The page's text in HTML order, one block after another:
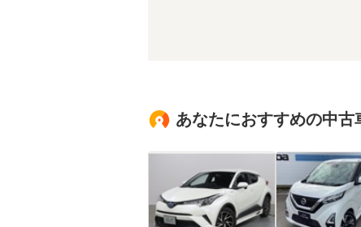
あなたにおすすめの中古